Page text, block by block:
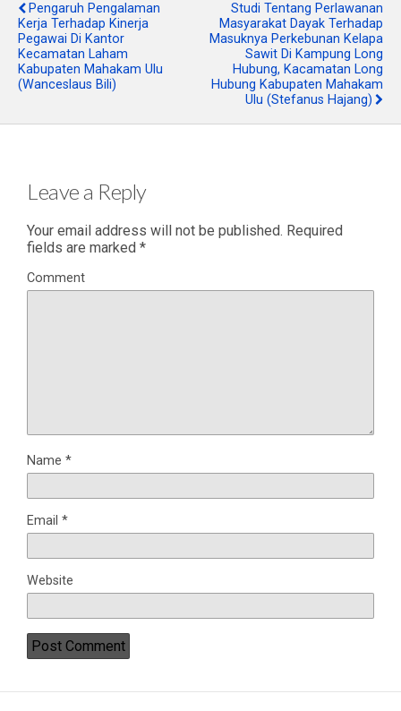
Pengaruh Pengalaman
Kerja Terhadap Kinerja
Pegawai Di Kantor
Kecamatan Laham
Kabupaten Mahakam Ulu
(Wanceslaus Bili)
Studi Tentang Perlawanan
Masyarakat Dayak Terhadap
Masuknya Perkebunan Kelapa
Sawit Di Kampung Long
Hubung, Kacamatan Long
Hubung Kabupaten Mahakam
Ulu (Stefanus Hajang)
Leave a Reply
Your email address will not be published. Required
fields are marked *
Comment
Name *
Email *
Website